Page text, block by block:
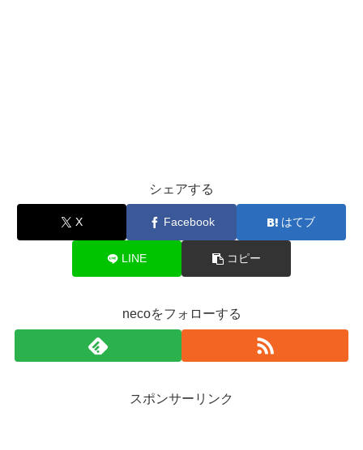
シェアする
X Facebook はてブ
LINE コピー
necoをフォローする
スポンサーリンク